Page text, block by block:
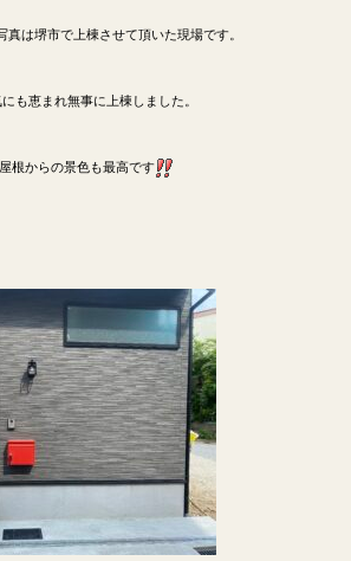
真は堺市で上棟させて頂いた現場です。
も恵まれ無事に上棟しました。
屋根からの景色も最高です